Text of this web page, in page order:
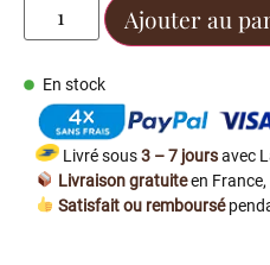
Ajouter au
En stock
Livré sous3 – 7 joursavec
Livraison gratuiteen France,
Satisfait ou remboursé